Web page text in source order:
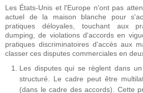
Les États-Unis et l'Europe n'ont pas
actuel de la maison blanche pour
pratiques déloyales, touchant aux
dumping, de violations d'accords en
pratiques discriminatoires d'accès aux
classer ces disputes commerciales en
Les disputes qui se règlent dans
structuré. Le cadre peut être
(dans le cadre des accords). Cette